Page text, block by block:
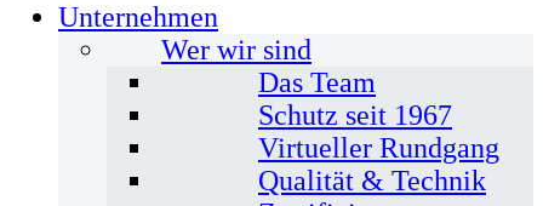
Unternehmen
Wer wir sind
Das Team
Schutz seit 1967
Virtueller Rundgang
Qualität & Technik